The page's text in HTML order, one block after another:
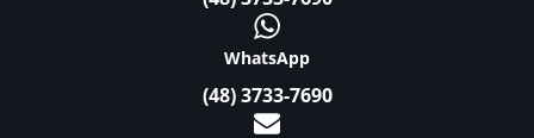
WhatsApp
(48) 3733-7690